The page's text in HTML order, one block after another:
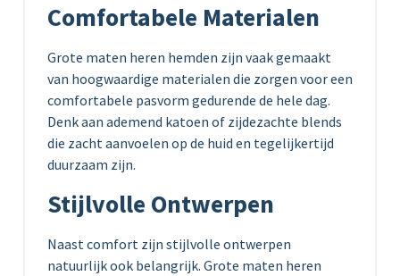
Comfortabele Materialen
Grote maten heren hemden zijn vaak gemaakt
van hoogwaardige materialen die zorgen voor een
comfortabele pasvorm gedurende de hele dag.
Denk aan ademend katoen of zijdezachte blends
die zacht aanvoelen op de huid en tegelijkertijd
duurzaam zijn.
Stijlvolle Ontwerpen
Naast comfort zijn stijlvolle ontwerpen
natuurlijk ook belangrijk. Grote maten heren